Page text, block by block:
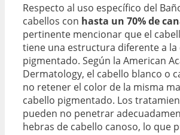
Respecto al uso específico del
cabellos con hasta un 70% de
pertinente mencionar que el
tiene una estructura diferente a la
pigmentado. Según la American
Dermatology, el cabello blanco o
no retener el color de la misma
cabello pigmentado. Los
pueden no penetrar
hebras de cabello canoso, lo que